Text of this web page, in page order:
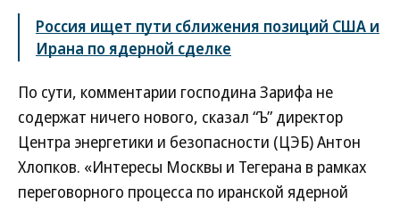
Россия ищет пути сближения позиций США и
Ирана по ядерной сделке
По сути, комментарии господина Зарифа не
содержат ничего нового, сказал “Ъ” директор
Центра энергетики и безопасности (ЦЭБ) Антон
Хлопков. «Интересы Москвы и Тегерана в рамках
переговорного процесса по иранской ядерной